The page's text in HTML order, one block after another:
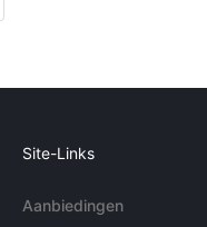
Site-Links
Aanbiedingen